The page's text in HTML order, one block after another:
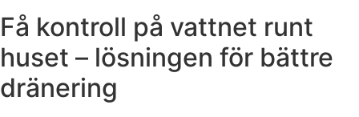
Få kontroll på vattnet runt
huset – lösningen för bättre
dränering